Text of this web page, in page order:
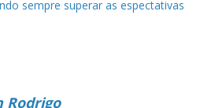
sempre superar as espectativas
Rodrigo